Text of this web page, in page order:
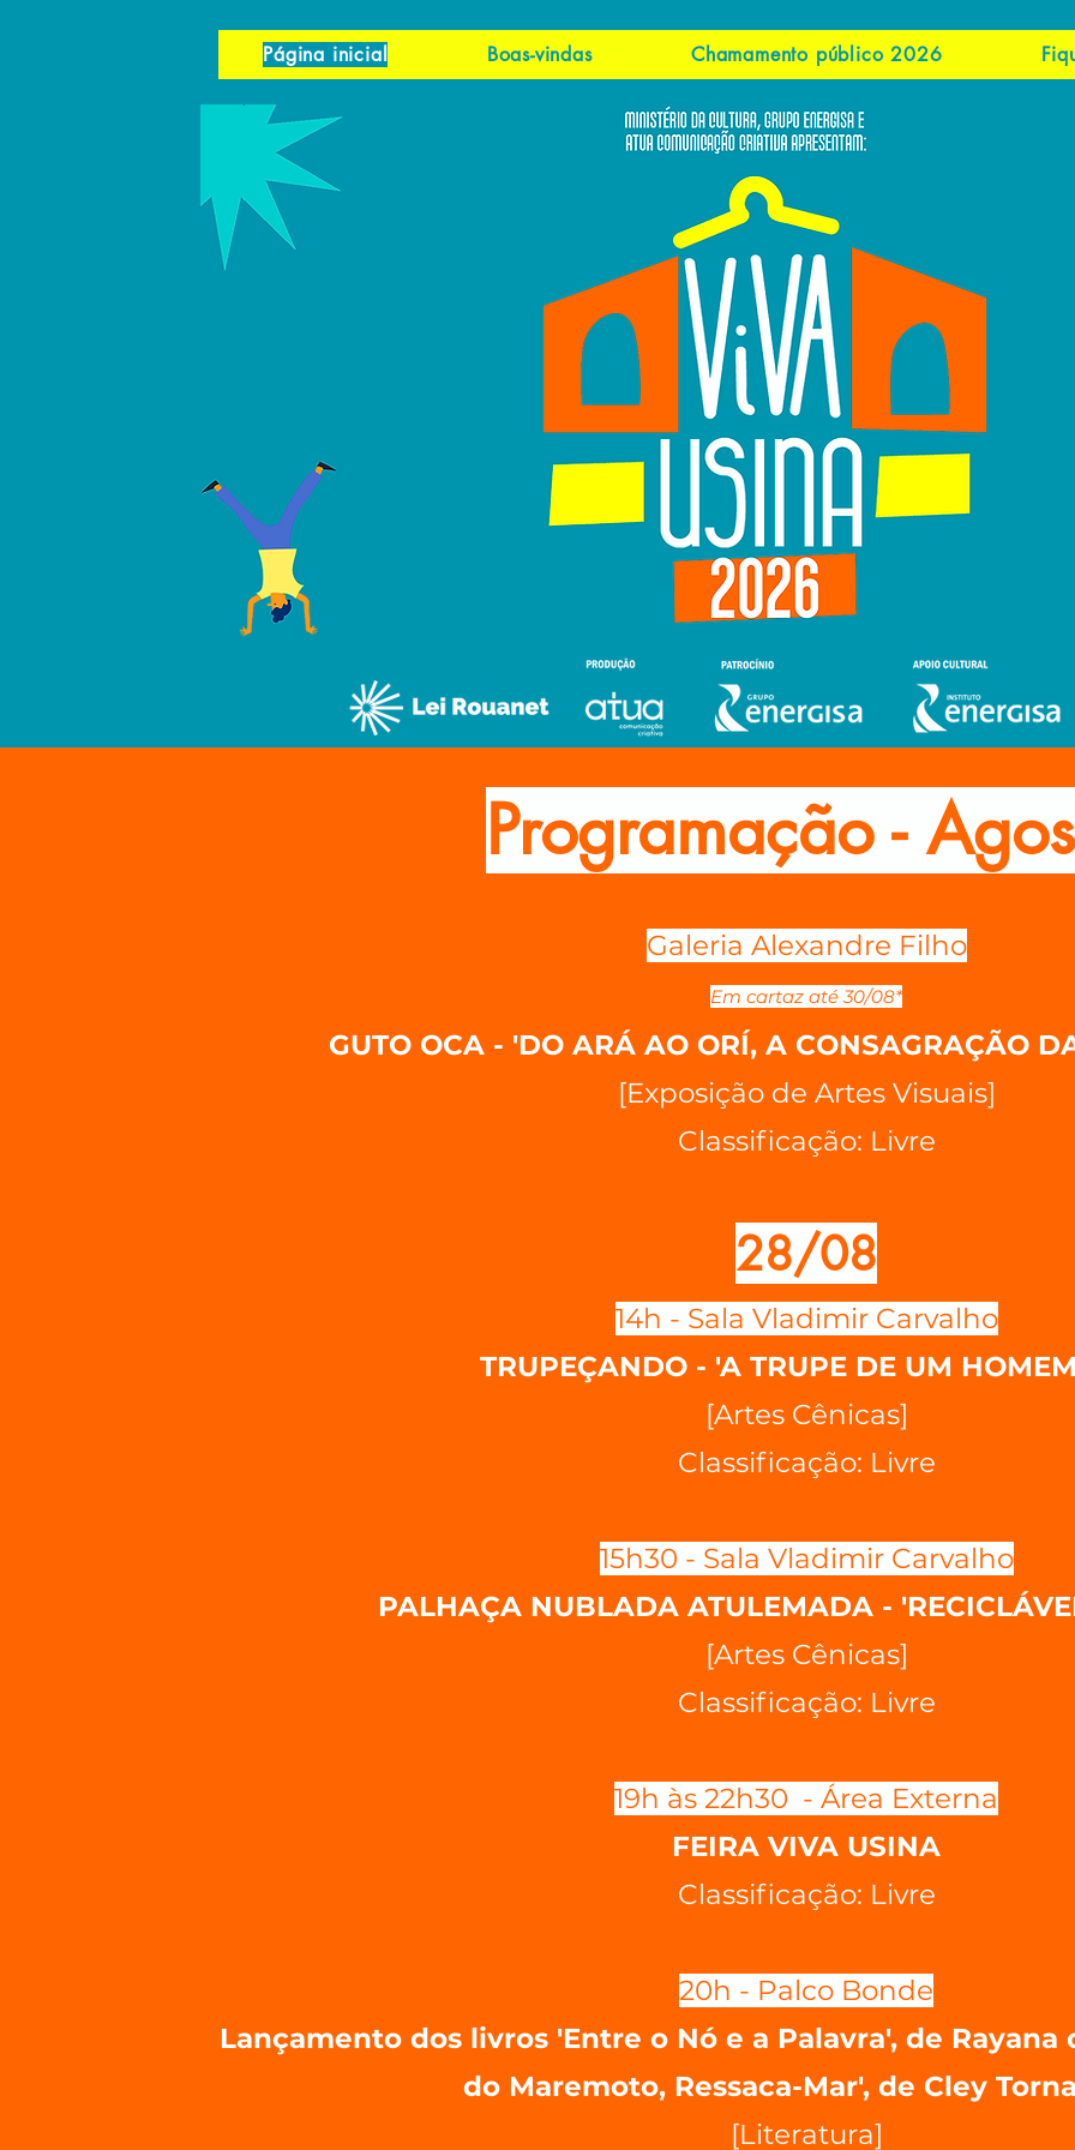
Página inicial Boas-vindas Chamamento público 2026
Programação -
Galeria Alexandre Filho
Em cartaz até 30/08*
GUTO OCA - 'DO ARÁ AO ORÍ, A CONSAGRAÇÃO
[Exposição de Artes Visuais]
Classificação: Livre
28/08
14h - Sala Vladimir Carvalho
TRUPEÇANDO - 'A TRUPE DE UM
[Artes Cênicas]
Classificação: Livre
15h30 - Sala Vladimir Carvalho
PALHAÇA NUBLADA ATULEMADA -
[Artes Cênicas]
Classificação: Livre
19h às 22h30 - Área Externa
FEIRA VIVA USINA
Classificação: Livre
20h - Palco Bonde
Lançamento dos livros 'Entre o Nó e a Palavra', de Rayana
do Maremoto, Ressaca-Mar', de Cley
[Literatura]